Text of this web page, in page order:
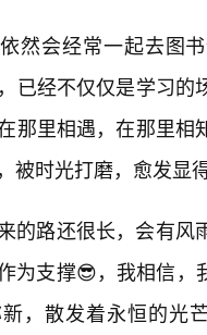
然会经常一起去图
已经不仅仅是学习
那里相遇，在那里
被时光打磨，愈发显
的路还很长，会有
为支撑😎，我相信
，散发着永恒的光